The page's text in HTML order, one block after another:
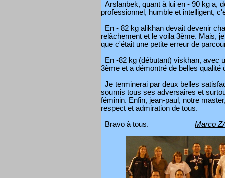
Arslanbek, quant à lui en - 90 kg a,
professionnel, humble et intelligent,
En - 82 kg alikhan devait devenir
relâchement et le voila 3ème. Mais,
que c'était une petite erreur de
En -82 kg (débutant) viskhan, avec
3ème et a démontré de belles qualité
Je terminerai par deux belles
soumis tous ses adversaires et
féminin. Enfin, jean-paul, notre
respect et admiration de tous.
Bravo à tous.
Marco